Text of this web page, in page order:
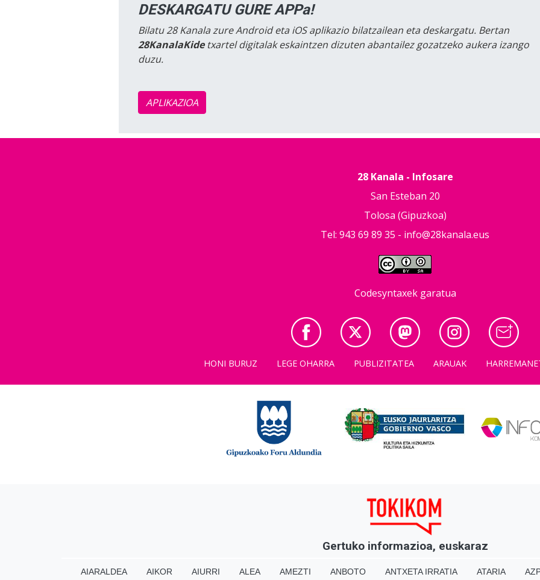
DESKARGATU GURE APPa!
Bilatu 28 Kanala zure Android eta iOS aplikazio bilatzailean eta deskargatu. Bertan
28KanalaKidetxartel digitalak eskaintzen dizuten abantailez gozatzeko aukera izango
duzu.
APLIKAZIOA
28 Kanala - Infosare
San Esteban 20
Tolosa (Gipuzkoa)
Tel: 943 69 89 35 - info@28kanala.eus
Codesyntaxek garatua
HONI BURUZ LEGE OHARRA PUBLIZITATEA ARAUAK
Gertuko informazioa, euskaraz
AIARALDEA AIKOR AIURRI ALEA AMEZTI ANBOTO ANTXETA IRRATIA ATARIA